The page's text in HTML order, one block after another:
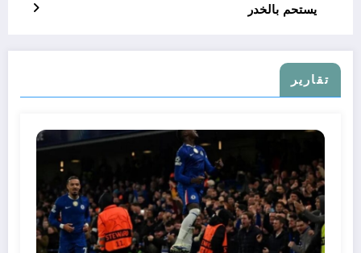
يستحم بالخدر
تقارير